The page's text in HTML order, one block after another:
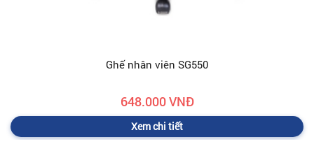
Ghế nhân viên SG550
648.000 VNĐ
Xem chi tiết